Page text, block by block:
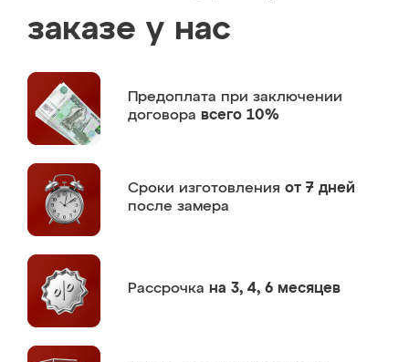
заказе у нас
Предоплата при заключении
договора всего 10%
Сроки изготовления от 7 дней
после замера
Рассрочка на 3, 4, 6 месяцев